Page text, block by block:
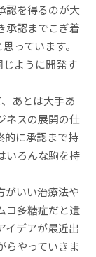
認を得るのが大
承認までこぎ着
っています。
ように開発す
あとは大手あ
ネスの展開の仕
的に承認まで持
いろんな駒を持
がいい治療法や
コ多糖症だと遺
イデアが最近出
らやっていきま